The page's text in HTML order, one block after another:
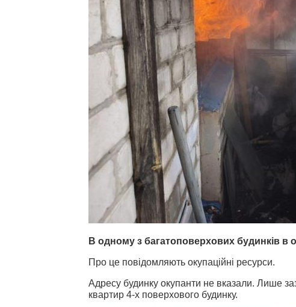
В одному з багатоповерхових будинків в
Про це повідомляють окупаційні ресурси.
Адресу будинку окупанти не вказали. Лише
квартир 4-х поверхового будинку.